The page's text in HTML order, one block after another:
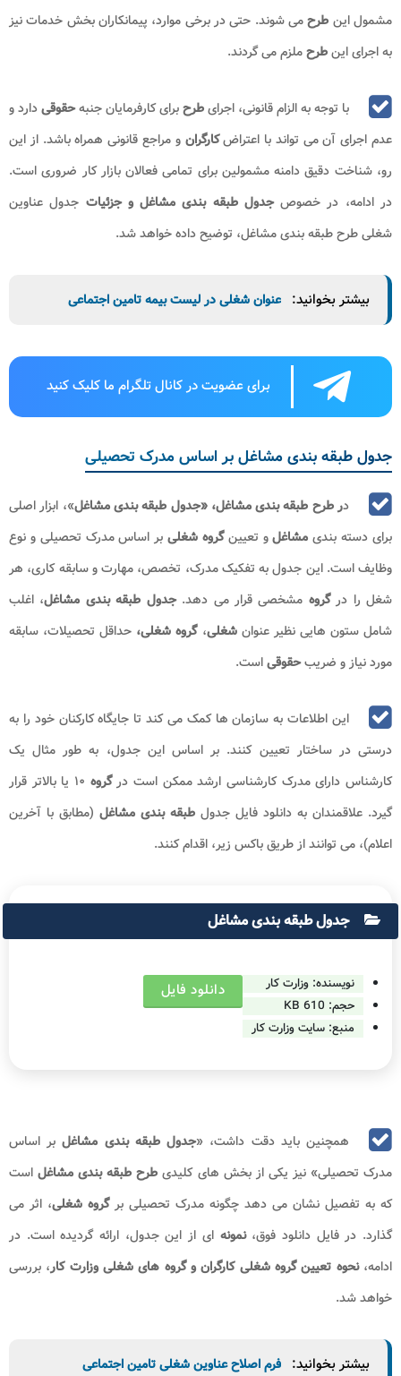
مشمول این طرحمی‌ شوند. حتی در برخی موارد، پیمانکاران بخش خدمات نیز
به اجرای اینطرحملزم می گردند.
با توجه به الزام قانونی، اجرایطرحبرای کارفرمایان جنبهحقوقیدارد و
عدم اجرای آن می‌ تواند با اعتراضکارگرانو مراجع قانونی همراه باشد. از این
رو، شناخت دقیق دامنه مشمولین برای تمامی فعالان بازار کار ضروری است.
در ادامه، در خصوصجدول طبقه بندی مشاغل و جزئیات جدول عناوین
شغلی طرح طبقه بندی مشاغل، توضیح داده خواهد شد.
بیشتر بخوانید: عنوان شغلی در لیست بیمه تامین اجتماعی
برای عضویت در کانال تلگرام ما کلیک کنید
جدول طبقه بندی مشاغل بر اساس مدرک تحصیلی
در طرح طبقه بندی مشاغل، «جدول طبقه بندی مشاغل»، ابزار اصلی
برای دسته ‌بندی مشاغلو تعیینگروه شغلی بر اساس مدرک تحصیلی و نوع
وظایف است. این جدول به تفکیک مدرک، تخصص، مهارت و سابقه کاری، هر
شغل را درگروه مشخصی قرار می‌ دهد.جدول طبقه بندی مشاغل، اغلب
شامل ستون ‌هایی نظیر عنوانشغلی، گروه شغلی، حداقل تحصیلات، سابقه
مورد نیاز و ضریبحقوقیاست.
این اطلاعات به سازمان ‌ها کمک می ‌کند تا جایگاه کارکنان خود را به
درستی در ساختار تعیین کنند. بر اساس این جدول، به طور مثال یک
کارشناس دارای مدرک کارشناسی ارشد ممکن است درگروه
۱۰ یا بالاتر قرار
گیرد. علاقمندان به دانلود فایل جدول طبقه بندی مشاغل (مطابق با آخرین
اعلام)، می توانند از طریق باکس زیر، اقدام کنند.
جدول طبقه بندی مشاغل
نویسنده: وزارت کار
حجم: 610 KB
منبع: سایت وزارت کار
دانلود فایل
همچنین باید دقت داشت، «جدول طبقه بندی مشاغلبر اساس
مدرک تحصیلی» نیز یکی از بخش‌ های کلیدی طرح طبقه بندی مشاغل است
که به تفصیل نشان می ‌دهد چگونه مدرک تحصیلی برگروه شغلی، اثر می‌
گذارد. در فایل دانلود فوق،نمونهای از این جدول، ارائه گردیده است. در
ادامه،نحوه تعیین گروه شغلی کارگران و گروه های شغلی وزارت کار، بررسی
خواهد شد.
بیشتر بخوانید: فرم اصلاح عناوین شغلی تامین اجتماعی